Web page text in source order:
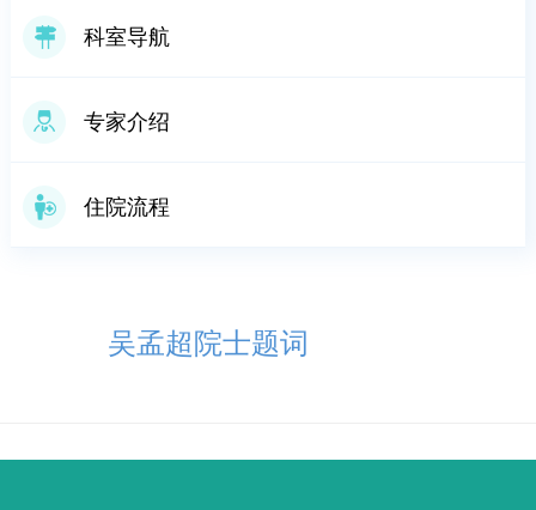
科室导航
专家介绍
住院流程
吴孟超院士题词